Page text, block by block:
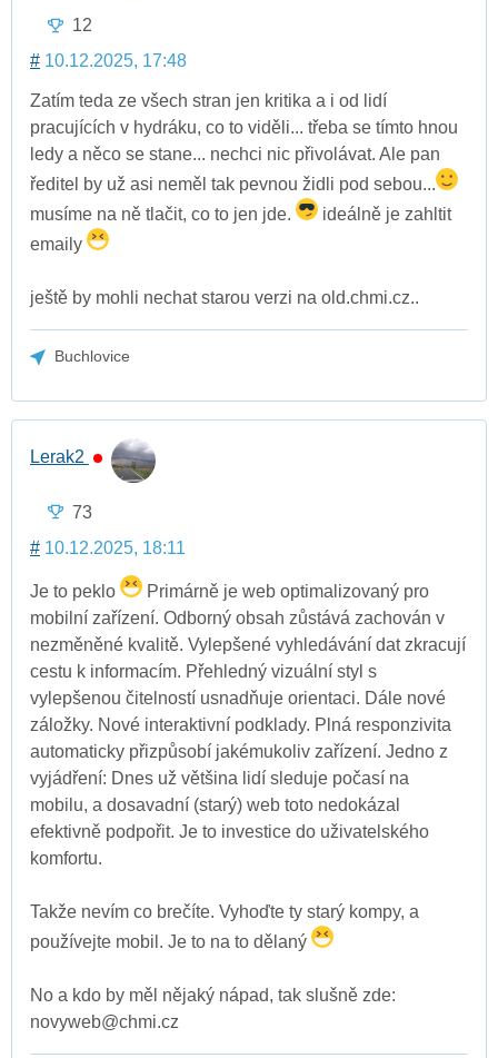
12
# 10.12.2025, 17:48
Zatím teda ze všech stran jen kritika a i od lidí
pracujících v hydráku, co to viděli... třeba se tímto hnou
ledy a něco se stane... nechci nic přivolávat. Ale pan
ředitel by už asi neměl tak pevnou židli pod sebou...
musíme na ně tlačit, co to jen jde.
ideálně je zahltit
emaily
ještě by mohli nechat starou verzi na old.chmi.cz..
Buchlovice
Lerak2
73
# 10.12.2025, 18:11
Je to peklo
Primárně je web optimalizovaný pro
mobilní zařízení. Odborný obsah zůstává zachován v
nezměněné kvalitě. Vylepšené vyhledávání dat zkracují
cestu k informacím. Přehledný vizuální styl s
vylepšenou čitelností usnadňuje orientaci. Dále nové
záložky. Nové interaktivní podklady. Plná responzivita
automaticky přizpůsobí jakémukoliv zařízení. Jedno z
vyjádření: Dnes už většina lidí sleduje počasí na
mobilu, a dosavadní (starý) web toto nedokázal
efektivně podpořit. Je to investice do uživatelského
komfortu.
Takže nevím co brečíte. Vyhoďte ty starý kompy, a
používejte mobil. Je to na to dělaný
No a kdo by měl nějaký nápad, tak slušně zde:
novyweb@chmi.cz